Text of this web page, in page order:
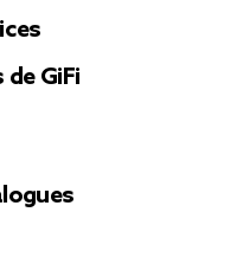
GiFi